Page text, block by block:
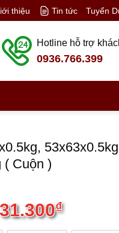
thiệu Tin tức Tuyển
Hotline hỗ trợ
0936.766.399
( Cuộn )
31.300₫